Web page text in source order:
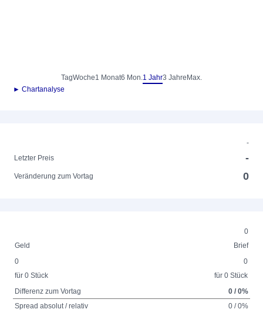
TagWoche1 Monat6 Mon.1 Jahr3 Jahre Max.
► Chartanalyse
-
Letzter Preis
-
Veränderung zum Vortag 0
0
Geld
Brief
0
für 0 Stück
0
für 0 Stück
Differenz zum Vortag
0 / 0%
Spread absolut / relativ
0 / 0%